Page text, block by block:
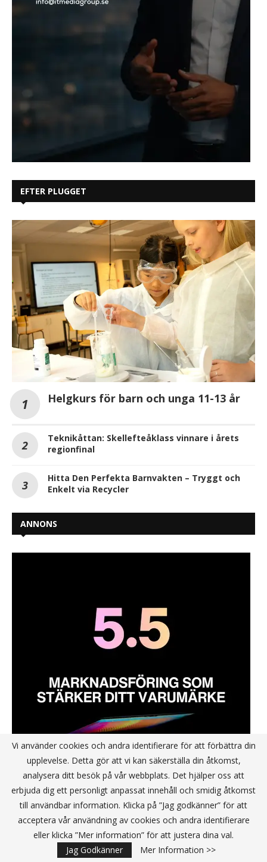
EFTER PLUGGET
Helgkurs för barn och unga 11-13 år
Teknikåttan: Skellefteåklass vinnare i årets
regionfinal
Hitta Den Perfekta Barnvakten – Tryggt och
Enkelt via Recycler
ANNONS
Vi använder cookies och andra identifierare för att förbättra din
upplevelse. Detta gör att vi kan säkerställa din åtkomst,
analysera ditt besök på vår webbplats. Det hjälper oss att
erbjuda dig ett personligt anpassat innehåll och smidig åtkomst
till användbar information. Klicka på ”Jag godkänner” för att
acceptera vår användning av cookies och andra identifierare
eller klicka ”Mer information” för att justera dina val.
Jag Godkänner
Mer Information >>